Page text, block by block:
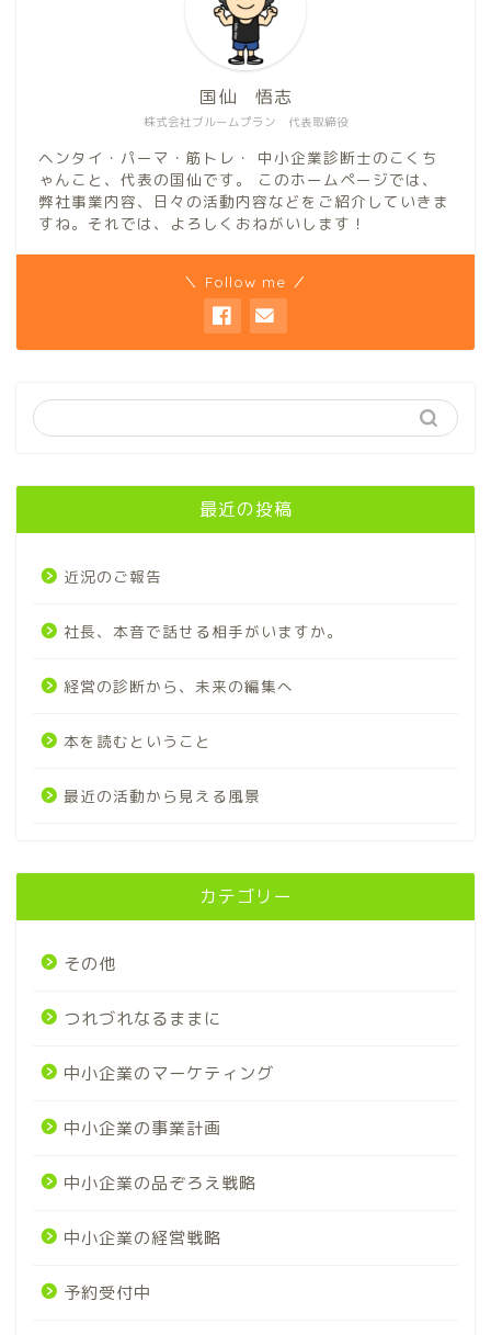
株式会社ブルームプラン 代表取締役
国仙 悟志
ヘンタイ・パーマ・筋トレ・ 中小企業診断士のこくち
ゃんこと、代表の国仙です。 このホームページでは、
弊社事業内容、日々の活動内容などをご紹介していきま
すね。それでは、よろしくおねがいします！
＼ Follow me ／
最近の投稿
近況のご報告
社長、本音で話せる相手がいますか。
経営の診断から、未来の編集へ
本を読むということ
最近の活動から見える風景
カテゴリー
その他
つれづれなるままに
中小企業のマーケティング
中小企業の事業計画
中小企業の品ぞろえ戦略
中小企業の経営戦略
予約受付中